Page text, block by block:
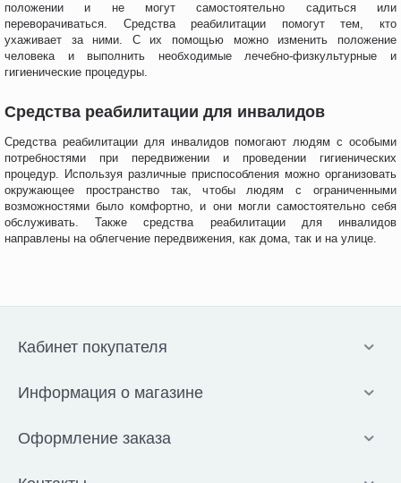
положении и не могут самостоятельно садиться или
переворачиваться. Средства реабилитации помогут тем, кто
ухаживает за ними. С их помощью можно изменить положение
человека и выполнить необходимые лечебно-физкультурные и
гигиенические процедуры.
Средства реабилитации для инвалидов
Средства реабилитации для инвалидов помогают людям с особыми
потребностями при передвижении и проведении гигиенических
процедур. Используя различные приспособления можно организовать
окружающее пространство так, чтобы людям с ограниченными
возможностями было комфортно, и они могли самостоятельно себя
обслуживать. Также средства реабилитации для инвалидов
направлены на облегчение передвижения, как дома, так и на улице.
Кабинет покупателя
Информация о магазине
Оформление заказа